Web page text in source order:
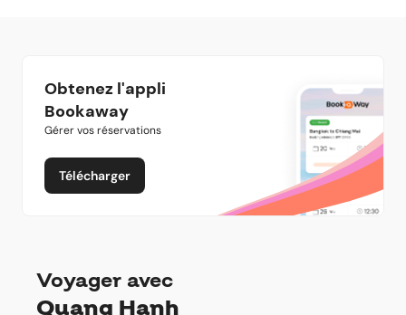
Obtenez l'appli
Bookaway
Gérer vos réservations
Télécharger
Voyager avec
Quang Hanh